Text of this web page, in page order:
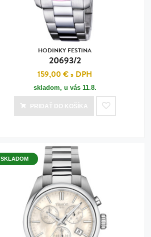
HODINKY FESTINA
20693/2
159,00 €s DPH
skladom, u vás 11.8.
PRIDAŤDO KOŠÍKA
SKLADOM